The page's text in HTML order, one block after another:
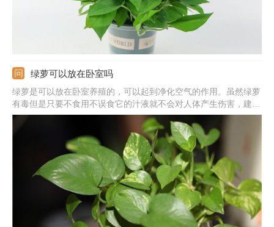
绿萝可以放在卧室吗
绿萝是可以放在卧室养殖的，可以起到净化空气的作用。虽然绿萝
有毒但是只要不食用不误食它的汁液就不会对人体产生伤害，建议
晚上不要放在卧室养殖，因为呼吸作用会生成二氧化碳。